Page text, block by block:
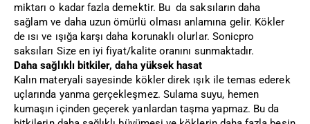
miktarı o kadar fazla demektir. Bu da saksıların daha
sağlam ve daha uzun ömürlü olması anlamına gelir. Kökler
de ısı ve ışığa karşı daha korunaklı olurlar. Sonicpro
saksıları Size en iyi fiyat/kalite oranını sunmaktadır.
Daha sağlıklı bitkiler, daha yüksek hasat
Kalın materyali sayesinde kökler direk ışık ile temas ederek
uçlarında yanma gerçekleşmez. Sulama suyu, hemen
kumaşın içinden geçerek yanlardan taşma yapmaz. Bu da